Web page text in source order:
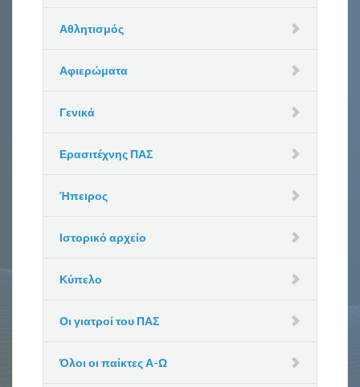
Αθλητισμός
Αφιερώματα
Γενικά
Ερασιτέχνης ΠΑΣ
Ήπειρος
Ιστορικό αρχείο
Κύπελο
Οι γιατροί του ΠΑΣ
Όλοι οι παίκτες Α-Ω